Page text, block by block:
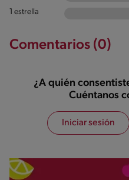
1 estrella
Comentarios (0)
¿A quién
Cuéntanos
Iniciar sesión